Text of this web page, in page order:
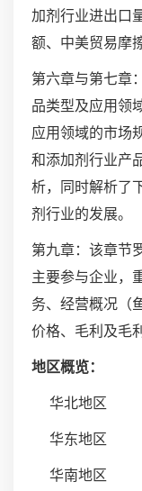
加剂行业进出口
额、中美贸易摩
第六章与第七章
品类型及应用领
应用领域的市场
和添加剂行业产
析，同时解析了
剂行业的发展。
第九章：该章节
主要参与企业，
务、经营概况（
价格、毛利及毛
地区概览：
华北地区
华东地区
华南地区